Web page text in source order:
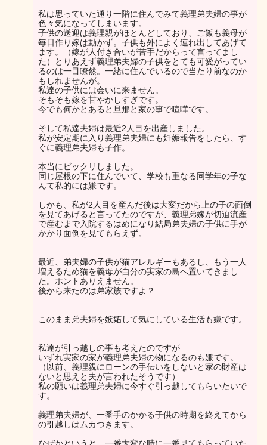
私は思っていた通り一階に住んでみて義理弟夫婦の事が
色々気になってしまいます。
子供の送迎は義理親がほとんどしており、ご飯も義母が
毎日作り嫁は動かず。子供も外によく連れ出してあげて
ます。（嫁が人付き合いが苦手だからって言ってまし
た）とりあえず義理弟夫婦の子供をとても可愛がってい
るのは一目瞭然。一緒に住んでいるので当たり前なのか
もしれませんが。
私達の子供には会いに来ません。
そもそも嫁を甘やかしすぎです。
今でも何かとあると旦那と家の事で喧嘩です。
そして私達夫婦は最近2人目を出産しました。
私が安定期に入り義理弟夫婦にも妊娠報告をしたら、す
ぐに義理弟夫婦も子作。
本当にビックリしました。
同じ屋根の下に住んでいて、学校も重なる同学年の子な
んて私的には嫌です。
しかも、私が2人目を産んだ後は大変だから上の子の面倒
を見てあげると言ってたのですが、義理弟嫁が切迫流産
で産むまで入院するはめになり結局弟夫婦の子供に手が
かかり面倒を見てもらえず。
最近、弟夫婦の子供が猫アレルギーもあるし、もう一人
増えるため猫を義母が自分の実家の島へ置いてきまし
た。ホントありえません。
後から来たのは弟家族ですよ？
このまま弟夫婦を嫉妬して気にしている生活も嫌です。
私達が引っ越しの事も考えたのですが
いずれ実家の家が義理弟夫婦の物になるのも嫌です。
（以前、義理親にローンの手伝いをしないと家の財産は
ないと思えと夫が言われたそうです）
私の願いは義理弟夫婦に今すぐ引っ越してもらいたいで
す。
義理弟夫婦が、一番手のかかる子供の時期を終えてから
の引越しはムカつきます。